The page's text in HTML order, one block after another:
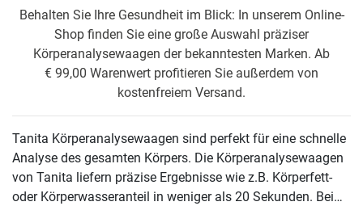
Behalten Sie Ihre Gesundheit im Blick: In unserem Online-
Shop finden Sie eine große Auswahl präziser
Körperanalysewaagen der bekanntesten Marken. Ab
€ 99,00 Warenwert profitieren Sie außerdem von
kostenfreiem Versand.
Tanita Körperanalysewaagen sind perfekt für eine schnelle
Analyse des gesamten Körpers. Die Körperanalysewaagen
von Tanita liefern präzise Ergebnisse wie z.B. Körperfett-
oder Körperwasseranteil in weniger als 20 Sekunden. Bei